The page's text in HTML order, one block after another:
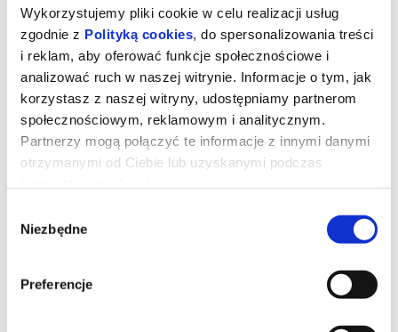
Wykorzystujemy pliki cookie w celu realizacji usług
zgodnie z Polityką cookies, do spersonalizowania treści
i reklam, aby oferować funkcje społecznościowe i
analizować ruch w naszej witrynie. Informacje o tym, jak
korzystasz z naszej witryny, udostępniamy partnerom
społecznościowym, reklamowym i analitycznym.
Partnerzy mogą połączyć te informacje z innymi danymi
otrzymanymi od Ciebie lub uzyskanymi podczas
zgody
Niezbędne
Preferencje
Mandalorian i Grogu
Lucasfilm przedstawia "Gwiezdne wojny: The Mandalorian and
Grogu", nową produkcję z uniwersum Gwiezdnych wojen, która
zadebiutuje w kinach 22-ego maja 2026 roku, a zobaczymy w niej